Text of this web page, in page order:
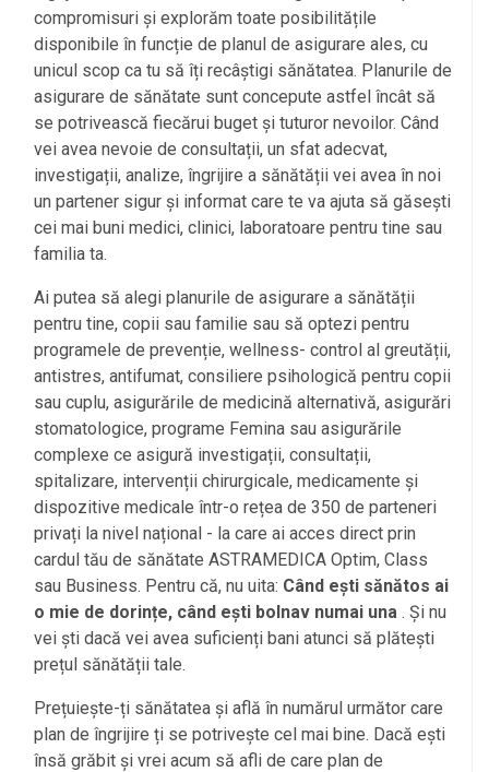
compromisuri și explorăm toate posibilitățile
disponibile în funcție de planul de asigurare ales, cu
unicul scop ca tu să îți recâștigi sănătatea. Planurile de
asigurare de sănătate sunt concepute astfel încât să
se potrivească fiecărui buget și tuturor nevoilor. Când
vei avea nevoie de consultații, un sfat adecvat,
investigații, analize, îngrijire a sănătății vei avea în noi
un partener sigur și informat care te va ajuta să găsești
cei mai buni medici, clinici, laboratoare pentru tine sau
familia ta.
Ai putea să alegi planurile de asigurare a sănătății
pentru tine, copii sau familie sau să optezi pentru
programele de prevenție, wellness- control al greutății,
antistres, antifumat, consiliere psihologică pentru copii
sau cuplu, asigurările de medicină alternativă, asigurări
stomatologice, programe Femina sau asigurările
complexe ce asigură investigații, consultații,
spitalizare, intervenții chirurgicale, medicamente și
dispozitive medicale într-o rețea de 350 de parteneri
privați la nivel național - la care ai acces direct prin
cardul tău de sănătate ASTRAMEDICA Optim, Class
sau Business. Pentru că, nu uita: Când ești sănătos ai
o mie de dorințe, când ești bolnav numai una . Și nu
vei ști dacă vei avea suficienți bani atunci să plătești
prețul sănătății tale.
Prețuiește-ți sănătatea și află în numărul următor care
plan de îngrijire ți se potrivește cel mai bine. Dacă ești
însă grăbit și vrei acum să afli de care plan de